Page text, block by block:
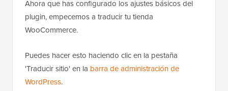
Ahora que has configurado los ajustes básicos del
plugin, empecemos a traducir tu tienda
WooCommerce.
Puedes hacer esto haciendo clic en la pestaña
'Traducir sitio' en la barra de administración de
WordPress.